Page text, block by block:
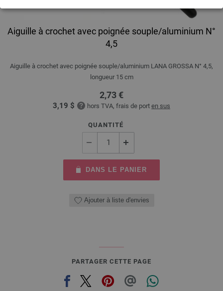
Aiguille à crochet avec poignée souple/aluminium N°
4,5
Aiguille à crochet avec poignée souple/aluminium LANA GROSSA N° 4,5,
longueur 15 cm
2,73 €
3,19 $ hors TVA, frais de port en sus
QUANTITÉ
DANS LE PANIER
Ajouter à liste d'envies
PARTAGER CETTE PAGE